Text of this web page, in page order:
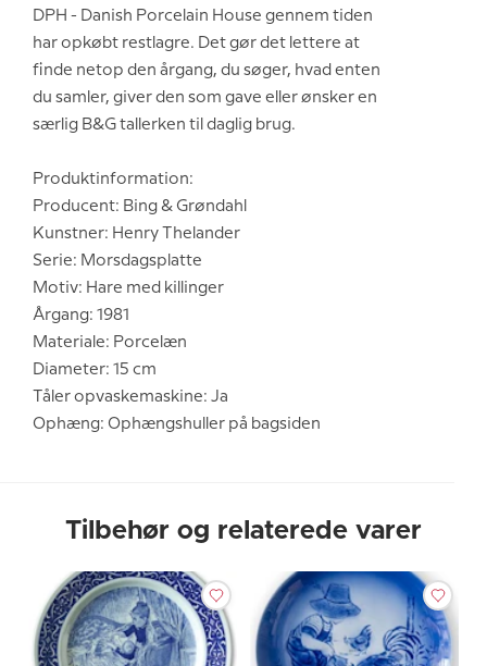
DPH - Danish Porcelain House gennem tiden
har opkøbt restlagre. Det gør det lettere at
finde netop den årgang, du søger, hvad enten
du samler, giver den som gave eller ønsker en
særlig B&G tallerken til daglig brug.
Produktinformation:
Producent: Bing & Grøndahl
Kunstner: Henry Thelander
Serie: Morsdagsplatte
Motiv: Hare med killinger
Årgang: 1981
Materiale: Porcelæn
Diameter: 15 cm
Tåler opvaskemaskine: Ja
Ophæng: Ophængshuller på bagsiden
Tilbehør og relaterede varer